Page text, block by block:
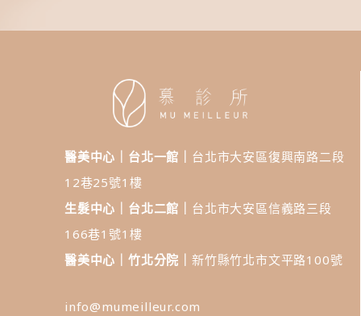
醫美中心｜台北一館｜ 台北市大安區復興南路二段
12巷25號1樓
生髮中心｜台北二館｜ 台北市大安區信義路三段
166巷1號1樓
醫美中心｜竹北分院｜ 新竹縣竹北市文平路100號
info@mumeilleur.com